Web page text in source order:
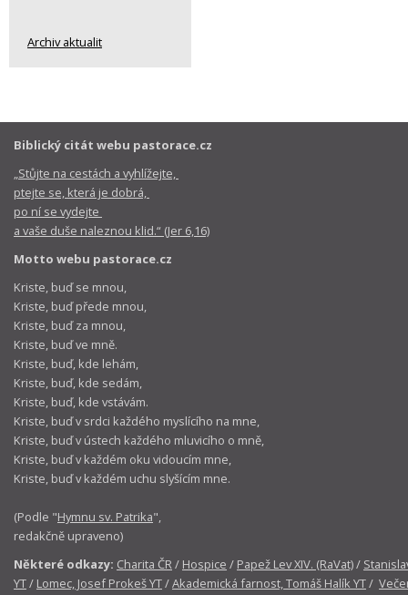
Archiv aktualit
Biblický citát webu pastorace.cz
„Stůjte na cestách a vyhlížejte,
ptejte se, která je dobrá,
po ní se vydejte
a vaše duše naleznou klid.“ (Jer 6,16)
Motto webu pastorace.cz
Kriste, buď se mnou,
Kriste, buď přede mnou,
Kriste, buď za mnou,
Kriste, buď ve mně.
Kriste, buď, kde lehám,
Kriste, buď, kde sedám,
Kriste, buď, kde vstávám.
Kriste, buď v srdci každého myslícího na mne,
Kriste, buď v ústech každého mluvicího o mně,
Kriste, buď v každém oku vidoucím mne,
Kriste, buď v každém uchu slyšícím mne.
(Podle "Hymnu sv. Patrika",
redakčně upraveno)
Některé odkazy: Charita ČR/ Hospice / Papež Lev XIV. (RaVat)/
YT/ Lomec, Josef Prokeš YT/Akademická farnost, Tomáš Halík YT/